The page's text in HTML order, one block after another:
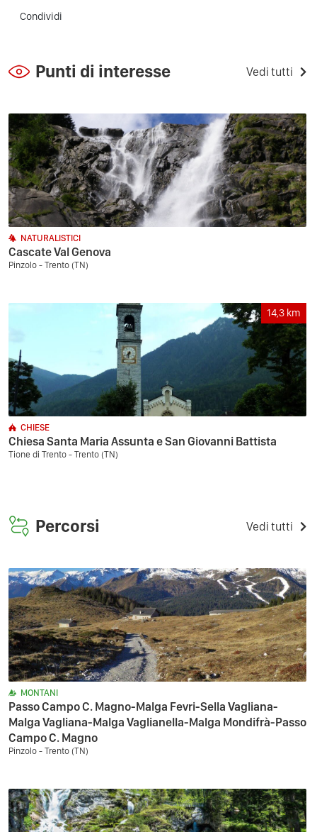
Condividi
Punti di interesse Vedi tutti
NATURALISTICI
Cascate Val Genova
Pinzolo - Trento (TN)
14,3 km
CHIESE
Chiesa Santa Maria Assunta e San Giovanni Battista
Tione di Trento - Trento (TN)
Percorsi Vedi tutti
MONTANI
Passo Campo C. Magno-Malga Fevri-Sella Vagliana-
Malga Vagliana-Malga Vaglianella-Malga Mondifrà-Passo
Campo C. Magno
Pinzolo - Trento (TN)